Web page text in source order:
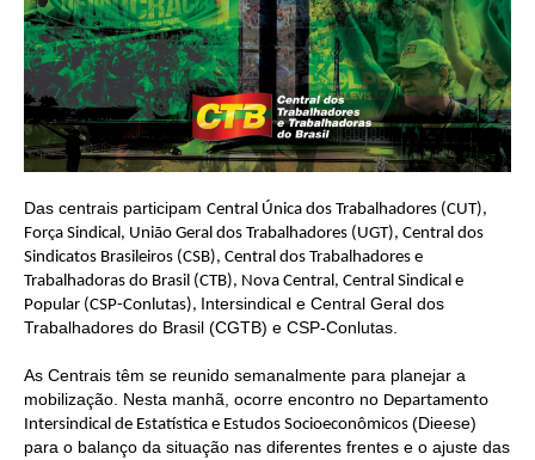
CONTRIBUIÇÃO SINDICAL URBANA
REVISÃO DE APOSENTADORIA
FGTS EXPURGOS
FGTS CORREÇÃO
LEGISLAÇÃO
LEI 4.950-A/1966 – PISO SALARIAL
LEI 5.194/1966 – REGULAMENTAÇÃO DA PROFISSÃO
RES 1.002/2002 – CÓDIGO DE ÉTICA
HOMOLOGAÇÕES
Das centrais participam Central Única dos Trabalhadores (CUT),
Força Sindical, União Geral dos Trabalhadores (UGT), Central dos
Sindicatos Brasileiros (CSB), Central dos Trabalhadores e
Trabalhadoras do Brasil (CTB), Nova Central, Central Sindical e
Popular (CSP-Conlutas), Intersindical e Central Geral dos
Trabalhadores do Brasil (CGTB) e CSP-Conlutas.
As Centrais têm se reunido semanalmente para planejar a
mobilização. Nesta manhã, ocorre encontro no Departamento
Intersindical de Estatística e Estudos Socioeconômicos (Dieese)
para o balanço da situação nas diferentes frentes e o ajuste das